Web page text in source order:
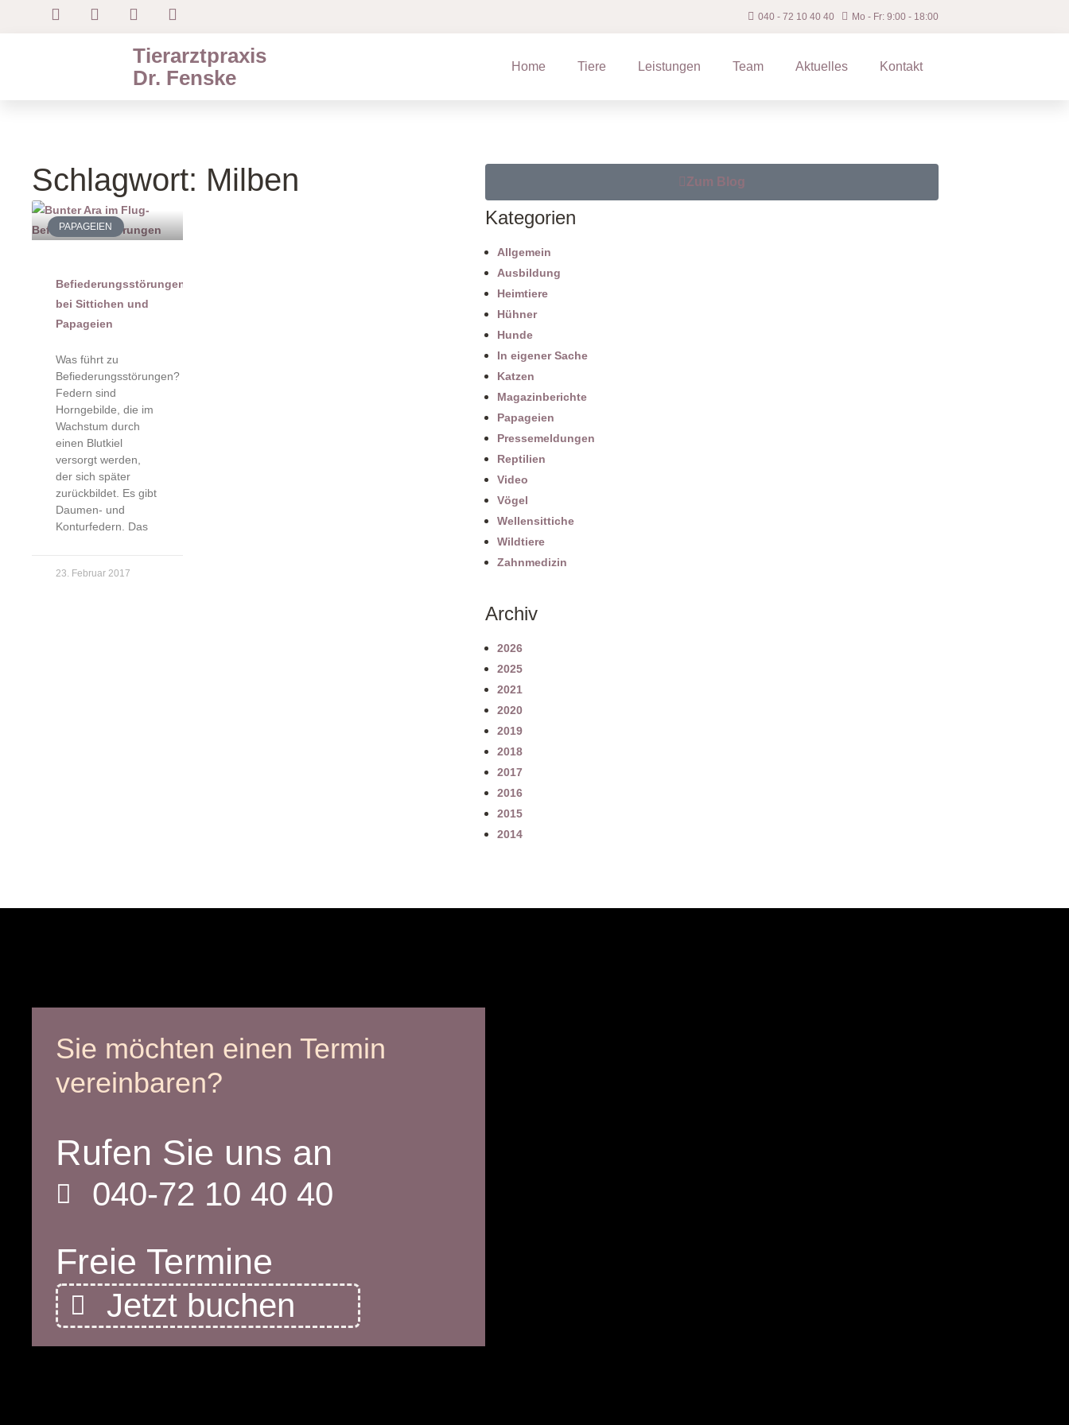
040 ‐ 72 10 40 40 Mo - Fr: 9:00 - 18:00
Tierarztpraxis
Dr. Fenske
Home Tiere Leistungen Team Aktuelles Kontakt
Schlagwort: Milben Zum Blog
PAPAGEIEN
Befiederungsstörungen
bei Sittichen und
Papageien
Was führt zu
Befiederungsstörungen?
Federn sind
Horngebilde, die im
Wachstum durch
einen Blutkiel
versorgt werden,
der sich später
zurückbildet. Es gibt
Daumen- und
Konturfedern. Das
23. Februar 2017
Kategorien
Allgemein
Ausbildung
Heimtiere
Hühner
Hunde
In eigener Sache
Katzen
Magazinberichte
Papageien
Pressemeldungen
Reptilien
Video
Vögel
Wellensittiche
Wildtiere
Zahnmedizin
Archiv
2026
2025
2021
2020
2019
2018
2017
2016
2015
2014
Sie möchten einen Termin
vereinbaren?
Rufen Sie uns an
040-72 10 40 40
Freie Termine
Jetzt buchen